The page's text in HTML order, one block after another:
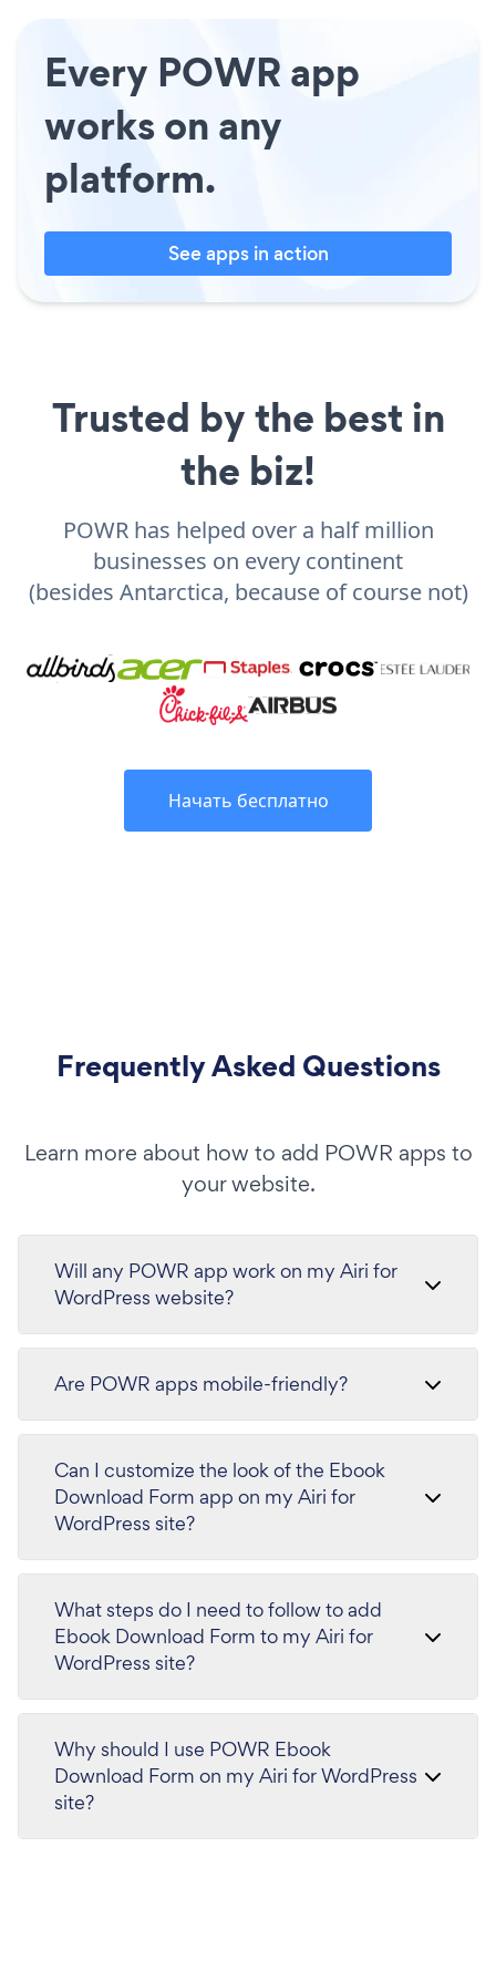
Every POWR app
works on any
platform.
See apps in action
Trusted by the best in
the biz!
POWR has helped over a half million
businesses on every continent
(besides Antarctica, because of course not)
Начать бесплатно
Frequently Asked Questions
Learn more about how to add POWR apps to
your website.
Will any POWR app work on my Airi for
WordPress website?
Are POWR apps mobile-friendly?
Can I customize the look of the Ebook
Download Form app on my Airi for
WordPress site?
What steps do I need to follow to add
Ebook Download Form to my Airi for
WordPress site?
Why should I use POWR Ebook
Download Form on my Airi for WordPress
site?